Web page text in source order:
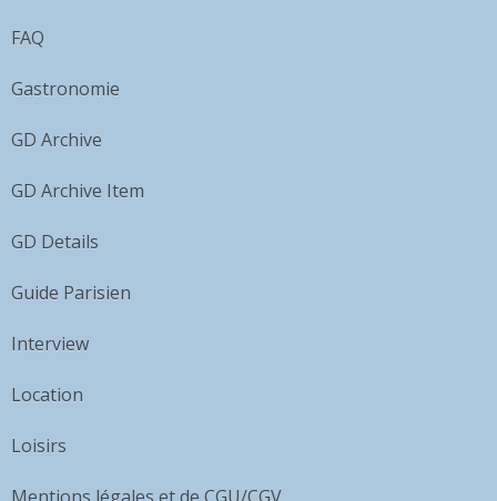
FAQ
Gastronomie
GD Archive
GD Archive Item
GD Details
Guide Parisien
Interview
Location
Loisirs